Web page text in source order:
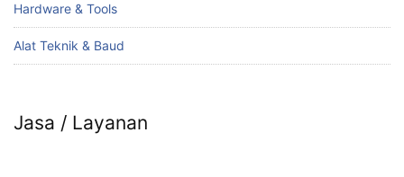
Hardware & Tools
Alat Teknik & Baud
Jasa / Layanan